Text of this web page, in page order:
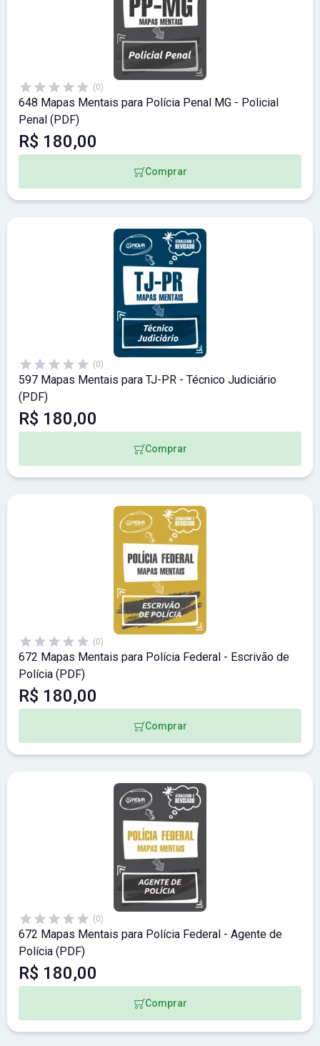
(0)
648 Mapas Mentais para Polícia Penal MG - Policial
Penal (PDF)
R$ 180,00
Comprar
(0)
597 Mapas Mentais para TJ-PR - Técnico Judiciário
(PDF)
R$ 180,00
Comprar
(0)
672 Mapas Mentais para Polícia Federal - Escrivão de
Polícia (PDF)
R$ 180,00
Comprar
(0)
672 Mapas Mentais para Polícia Federal - Agente de
Polícia (PDF)
R$ 180,00
Comprar